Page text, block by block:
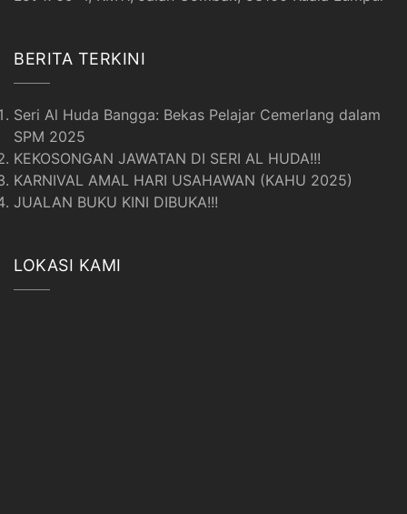
BERITA TERKINI
Seri Al Huda Bangga: Bekas Pelajar Cemerlang dalam
SPM 2025
KEKOSONGAN JAWATAN DI SERI AL HUDA!!!
KARNIVAL AMAL HARI USAHAWAN (KAHU 2025)
JUALAN BUKU KINI DIBUKA!!!
LOKASI KAMI